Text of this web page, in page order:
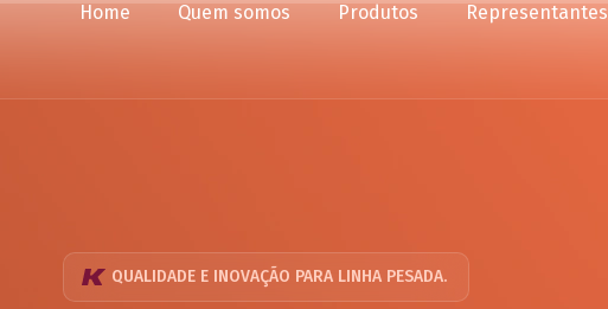
Home Quem somos Produtos Representantes
QUALIDADE E INOVAÇÃO PARA LINHA PESADA.